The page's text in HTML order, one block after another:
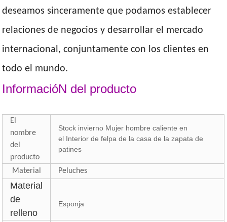
deseamos sinceramente que podamos establecer
relaciones de negocios y desarrollar el mercado
internacional, conjuntamente con los clientes en
todo el mundo.
InformacióN del producto
El
nombre
del
producto
Stock invierno Mujer hombre caliente en
el Interior de felpa de la casa de la zapata de
patines
Material Peluches
Material
de
relleno
Esponja